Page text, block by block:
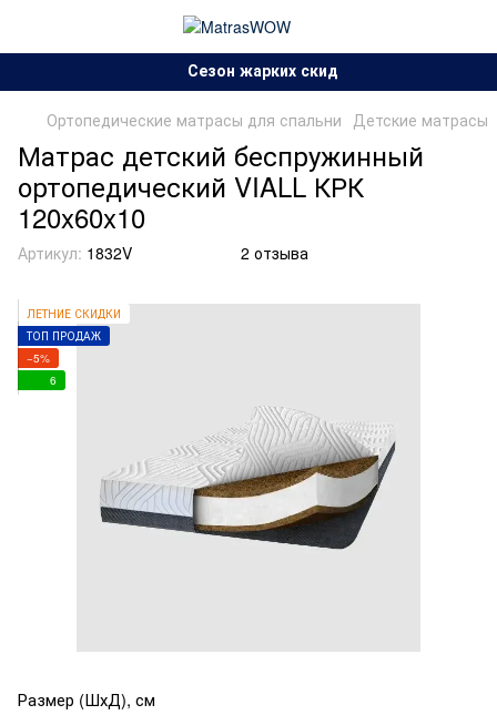
Сезон жарких скидок!.
Ортопедические матрасы для спальни Детские матрасы
Матрас детский беспружинный
ортопедический VIALL КРК
120x60x10
Артикул: 1832V 2 отзыва
ЛЕТНИЕ СКИДКИ
ТОП ПРОДАЖ
−5%
6
Размер (ШхД), см